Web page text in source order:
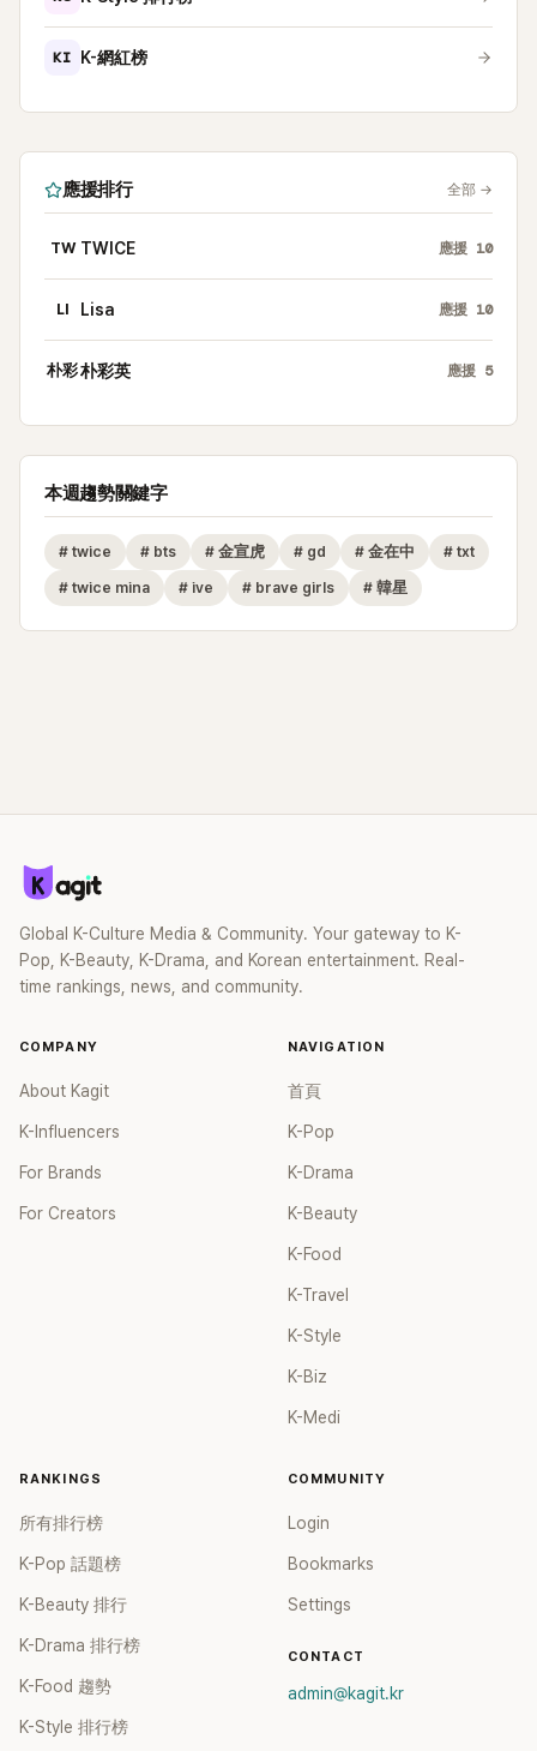
KI K-網紅榜
應援排行 全部 →
TW TWICE 應援 10
LI Lisa 應援 10
朴彩朴彩英 應援 5
本週趨勢關鍵字
# twice # bts # 金宣虎 # gd # 金在中 # txt
# twice mina # ive # brave girls # 韓星
Global K-Culture Media & Community. Your gateway to K-
Pop, K-Beauty, K-Drama, and Korean entertainment. Real-
time rankings, news, and community.
COMPANY
About Kagit
K-Influencers
For Brands
For Creators
NAVIGATION
首頁
K-Pop
K-Drama
K-Beauty
K-Food
K-Travel
K-Style
K-Biz
K-Medi
RANKINGS
所有排行榜
K-Pop 話題榜
K-Beauty 排行
K-Drama 排行榜
K-Food 趨勢
K-Style 排行榜
COMMUNITY
Login
Bookmarks
Settings
CONTACT
admin@kagit.kr